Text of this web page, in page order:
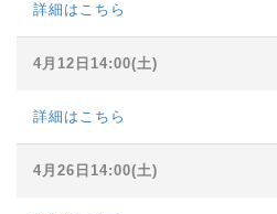
詳細はこちら
4月12日14:00(土)
詳細はこちら
4月26日14:00(土)